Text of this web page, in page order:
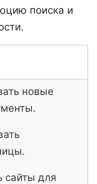
поиска и
новые
сайты для